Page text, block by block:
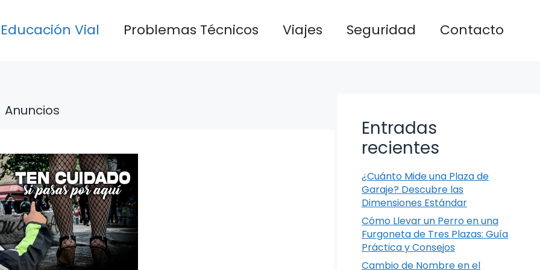
Educación Vial Problemas Técnicos Viajes Seguridad Contacto
Anuncios
Entradas
recientes
¿Cuánto Mide una Plaza de
Garaje? Descubre las
Dimensiones Estándar
Cómo Llevar un Perro en una
Furgoneta de Tres Plazas: Guía
Práctica y Consejos
Cambio de Nombre en el